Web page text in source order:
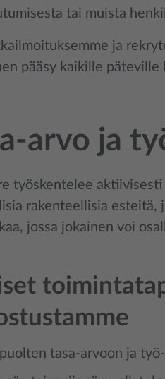
tai muista
ja
pääsy kaikille päteville
arvo ja
työskentelee
rakenteellisia esteitä,
jossa jokainen voi
tasa-arvoon ja